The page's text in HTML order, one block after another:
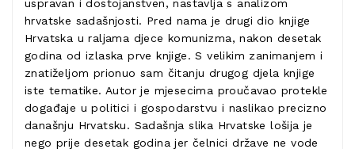
uspravan i dostojanstven, nastavlja s analizom
hrvatske sadašnjosti. Pred nama je drugi dio knjige
Hrvatska u raljama djece komunizma, nakon desetak
godina od izlaska prve knjige. S velikim zanimanjem i
znatiželjom prionuo sam čitanju drugog djela knjige
iste tematike. Autor je mjesecima proučavao protekle
događaje u politici i gospodarstvu i naslikao precizno
današnju Hrvatsku. Sadašnja slika Hrvatske lošija je
nego prije desetak godina jer čelnici države ne vode